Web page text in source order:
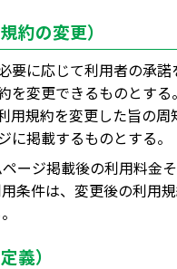
約の変更）
要に応じて利用者の承諾
を変更できるものとす
用規約を変更した旨の周
に掲載するものとする。
ージ掲載後の利用料金
用条件は、変更後の利用
義）